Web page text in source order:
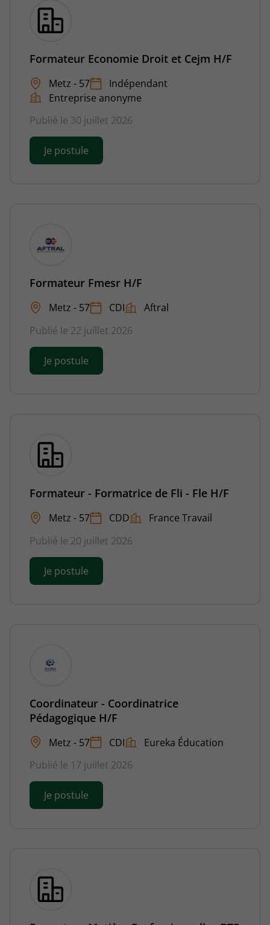
Formateur Economie Droit et Cejm H/F
Metz - 57
Indépendant
Entreprise anonyme
Publié le 30 juillet 2026
Je postule
Formateur Fmesr H/F
Metz - 57 CDI
Aftral
Publié le 22 juillet 2026
Je postule
Formateur - Formatrice de Fli - Fle H/F
Metz - 57 CDD
France Travail
Publié le 20 juillet 2026
Je postule
Coordinateur - Coordinatrice
Pédagogique H/F
Metz - 57 CDI
Eureka Éducation
Publié le 17 juillet 2026
Je postule